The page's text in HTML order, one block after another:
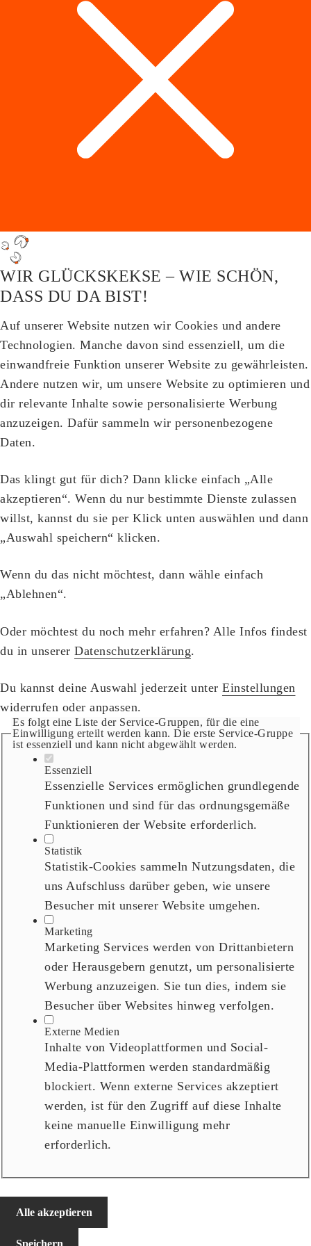
WIR GLÜCKSKEKSE – WIE SCHÖN,
DASS DU DA BIST!
Auf unserer Website nutzen wir Cookies und andere
Technologien. Manche davon sind essenziell, um die
einwandfreie Funktion unserer Website zu gewährleisten.
Andere nutzen wir, um unsere Website zu optimieren und
dir relevante Inhalte sowie personalisierte Werbung
anzuzeigen. Dafür sammeln wir personenbezogene
Daten.
Das klingt gut für dich? Dann klicke einfach „Alle
akzeptieren“. Wenn du nur bestimmte Dienste zulassen
willst, kannst du sie per Klick unten auswählen und dann
„Auswahl speichern“ klicken.
Wenn du das nicht möchtest, dann wähle einfach
„Ablehnen“.
Oder möchtest du noch mehr erfahren? Alle Infos findest
du in unserer Datenschutzerklärung.
Du kannst deine Auswahl jederzeit unter Einstellungen
widerrufen oder anpassen.
Es folgt eine Liste der Service-Gruppen, für die eine
Einwilligung erteilt werden kann. Die erste Service-Gruppe
ist essenziell und kann nicht abgewählt werden.
Essenziell
Essenzielle Services ermöglichen grundlegende
Funktionen und sind für das ordnungsgemäße
Funktionieren der Website erforderlich.
Statistik
Statistik-Cookies sammeln Nutzungsdaten, die
uns Aufschluss darüber geben, wie unsere
Besucher mit unserer Website umgehen.
Marketing
Marketing Services werden von Drittanbietern
oder Herausgebern genutzt, um personalisierte
Werbung anzuzeigen. Sie tun dies, indem sie
Besucher über Websites hinweg verfolgen.
Externe Medien
Inhalte von Videoplattformen und Social-
Media-Plattformen werden standardmäßig
blockiert. Wenn externe Services akzeptiert
werden, ist für den Zugriff auf diese Inhalte
keine manuelle Einwilligung mehr
erforderlich.
Alle akzeptieren
Speichern